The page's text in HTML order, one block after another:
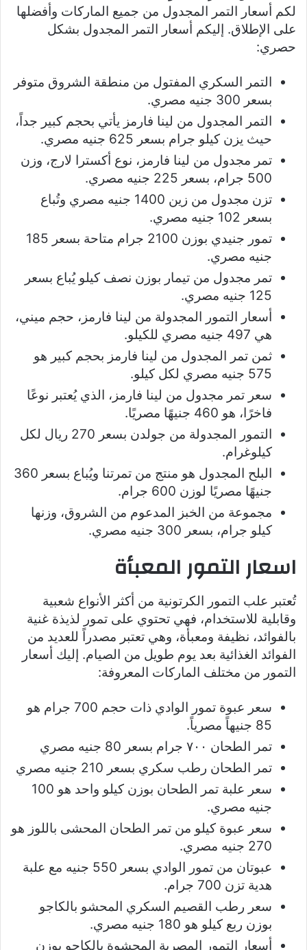
لكم أسعار التمر المجدول من جميع الماركات وأفضلها
على الإطلاق. إليكم أسعار التمر المجدول بشكل
حصري:
التمر السكري المفتول من منطقة الشروق متوفر
بسعر 300 جنيه مصري.
التمر المجدول من لينا فارمز يأتي بحجم كبير جداً،
حيث يزن كيلو جرام بسعر 625 جنيه مصري.
تمر مجدول من لينا فارمز، نوع أكسترا لارج، وزن
500 جرام، بسعر 225 جنيه مصري.
تزن مجدول من زين 1400 جنيه مصري وتُباع
بسعر 102 جنيه مصري.
تمور جنيدي بوزن 2100 جرام متاحة بسعر 185
جنيه مصري.
تمر مجدول من تيمار بوزن نصف كيلو يُباع بسعر
125 جنيه مصري.
أسعار التمور المجدولة من لينا فارمز، حجم ميني،
هي 497 جنيه مصري للكيلو.
ثمن تمر المجدول من لينا فارمز بحجم كبير هو
575 جنيه مصري لكل كيلو.
سعر تمر مجدول من لينا فارمز، الذي يُعتبر نوعًا
فاخرًا، هو 460 جنيهًا مصريًا.
التمور المجدولة من جولدن بسعر 270 ريال لكل
كيلوغرام.
البلح المجدول هو منتج من تمرتنا ويُباع بسعر 360
جنيهًا مصريًا لوزن 600 جرام.
مجموعة من الخبز المدعوم من الشروق، وزنها
كيلو جرام، بسعر 300 جنيه مصري.
اسعار التمور المعبأة
تُعتبر علب التمور الكرتونية من أكثر الأنواع شعبية
وقابلية للاستخدام، فهي تحتوي على تمور لذيذة غنية
بالفوائد، نظيفة ومعبأة، وهي تعتبر مصدراً للعديد من
الفوائد الغذائية بعد يوم طويل من الصيام. إليك أسعار
التمور من مختلف الماركات المعروفة:
سعر عبوة تمور الوادي ذات حجم 700 جرام هو
85 جنيهاً مصرياً.
تمر الطحان ٧٠٠ جرام بسعر 80 جنيه مصري
تمر الطحان رطب سكري بسعر 210 جنيه مصري
سعر علبة تمر الطحان بوزن كيلو واحد هو 100
جنيه مصري.
سعر عبوة كيلو من تمر الطحان المحشى باللوز هو
270 جنيه مصري.
عبوتان من تمور الوادي بسعر 550 جنيه مع علبة
هدية تزن 700 جرام.
سعر رطب القصيم السكري المحشو بالكاجو
بوزن ربع كيلو هو 180 جنيه مصري.
أسعار التمور المصرية المحشوة بالكاجو بوزن